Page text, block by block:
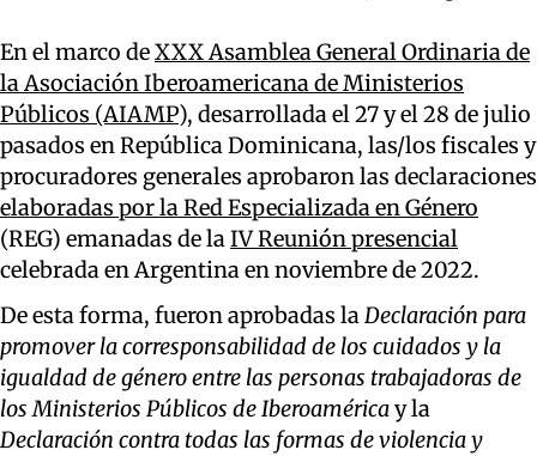
En el marco deXXX Asamblea General Ordinaria de
la Asociación Iberoamericana de Ministerios
Públicos (AIAMP), desarrollada el 27 y el 28 de julio
pasados en República Dominicana, las/los fiscales y
procuradores generales aprobaron las declaraciones
elaboradas por la Red Especializada en Género
(REG) emanadas de laIV Reunión presencial
celebrada en Argentina en noviembre de 2022.
De esta forma, fueron aprobadas laDeclaración para
promover la corresponsabilidad de los cuidados y la
igualdad de género entre las personas trabajadoras de
los Ministerios Públicos de Iberoaméricay la
Declaración contra todas las formas de violencia y